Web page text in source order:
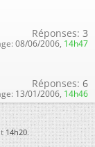
Réponses: 3
08/06/2006, 14h47
Réponses: 6
13/01/2006, 14h46
14h20.